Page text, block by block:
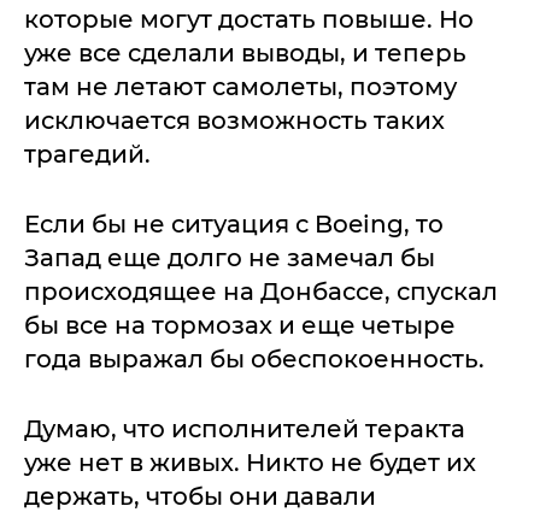
которые могут достать повыше. Но
уже все сделали выводы, и теперь
там не летают самолеты, поэтому
исключается возможность таких
трагедий.
Если бы не ситуация с Boeing, то
Запад еще долго не замечал бы
происходящее на Донбассе, спускал
бы все на тормозах и еще четыре
года выражал бы обеспокоенность.
Думаю, что исполнителей теракта
уже нет в живых. Никто не будет их
держать, чтобы они давали